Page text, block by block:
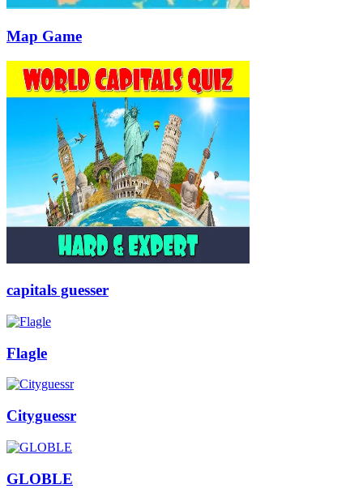
Map Game
capitals guesser
Flagle
Cityguessr
GLOBLE